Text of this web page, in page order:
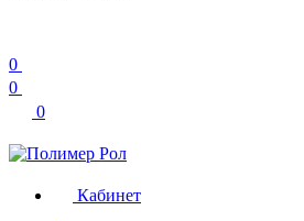
0
0
0
Кабинет